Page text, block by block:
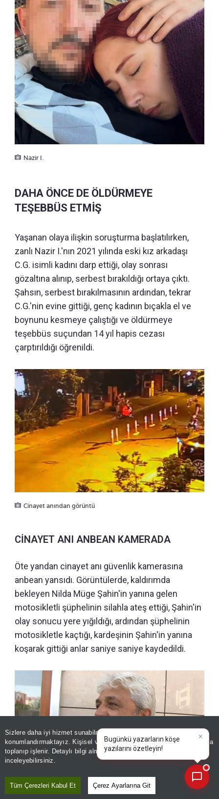
Sizlere daha iyi hizmet sunabilmek adına sitemizde
konumlandırmaktayız. Kişisel verileriniz, KVKK ve GDPR kapsamında
toplanıp işlenir. Detaylı bilgi almak içinAydınlatma Metnimizi
inceleyebilirsiniz.
Tüm Çerezleri Kabul Et Çerez Ayarlarına Git
Nazir I.
DAHA ÖNCE DE ÖLDÜRMEYE
TEŞEBBÜS ETMİŞ
Yaşanan olaya ilişkin soruşturma başlatılırken,
zanlı Nazir I.'nın 2021 yılında eski kız arkadaşı
C.G. isimli kadını darp ettiği, olay sonrası
gözaltına alınıp, serbest bırakıldığı ortaya çıktı.
Şahsın, serbest bırakılmasının ardından, tekrar
C.G.'nin evine gittiği, genç kadının bıçakla el ve
boynunu kesmeye çalıştığı ve öldürmeye
teşebbüs suçundan 14 yıl hapis cezası
çarptırıldığı öğrenildi.
Cinayet anından görüntü
CİNAYET ANI ANBEAN KAMERADA
Öte yandan cinayet anı güvenlik kamerasına
anbean yansıdı. Görüntülerde, kaldırımda
bekleyen Nilda Müge Şahin'in yanına gelen
motosikletli şüphelinin silahla ateş ettiği, Şahin'in
olay sonucu yere yığıldığı, ardından şüphelinin
motosikletle kaçtığı, kardeşinin Şahin'in yanına
koşarak gittiği anlar saniye saniye kaydedildi.
Bu|